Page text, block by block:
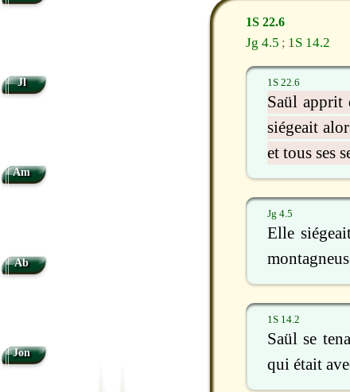
1S 22.6
Jg 4.5 ; 1S 14.2
1S 22.6
Saül apprit
siégeait
et tous ses
Jg 4.5
Elle
1S 14.2
Saül se
qui était
Jl
Am
Ab
Jon